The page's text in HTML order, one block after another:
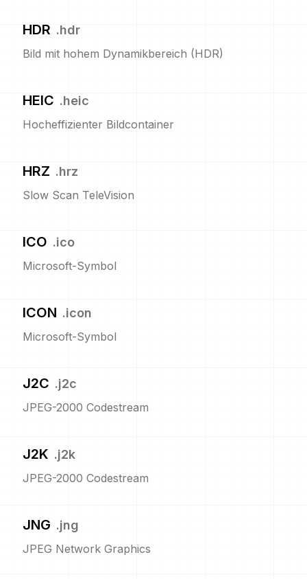
HDR .hdr
Bild mit hohem Dynamikbereich (HDR)
HEIC .heic
Hocheffizienter Bildcontainer
HRZ .hrz
Slow Scan TeleVision
ICO .ico
Microsoft-Symbol
ICON .icon
Microsoft-Symbol
J2C .j2c
JPEG-2000 Codestream
J2K .j2k
JPEG-2000 Codestream
JNG .jng
JPEG Network Graphics